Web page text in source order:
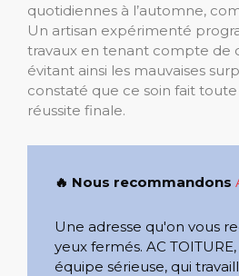
quotidiennes à l’automne,
Un artisan expérimenté
travaux en tenant compte de
évitant ainsi les mauvaises
constaté que ce soin fait
réussite finale.
🔥 Nous recommandons
Une adresse qu'on vous
yeux fermés. AC
équipe sérieuse, qui